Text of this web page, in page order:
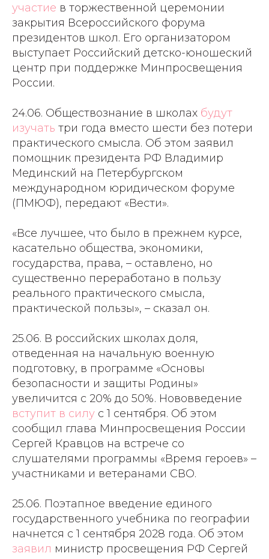
участие в торжественной церемонии
закрытия Всероссийского форума
президентов школ. Его организатором
выступает Российский детско-юношеский
центр при поддержке Минпросвещения
России.
24.06. Обществознание в школах будут
изучать три года вместо шести без потери
практического смысла. Об этом заявил
помощник президента РФ Владимир
Мединский на Петербургском
международном юридическом форуме
(ПМЮФ), передают «Вести».
«Все лучшее, что было в прежнем курсе,
касательно общества, экономики,
государства, права, – оставлено, но
существенно переработано в пользу
реального практического смысла,
практической пользы», – сказал он.
25.06. В российских школах доля,
отведенная на начальную военную
подготовку, в программе «Основы
безопасности и защиты Родины»
увеличится с 20% до 50%. Нововведение
вступит в силу с 1 сентября. Об этом
сообщил глава Минпросвещения России
Сергей Кравцов на встрече со
слушателями программы «Время героев» –
участниками и ветеранами СВО.
25.06. Поэтапное введение единого
государственного учебника по географии
начнется с 1 сентября 2028 года. Об этом
заявил министр просвещения РФ Сергей